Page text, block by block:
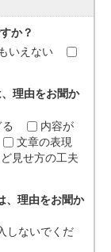
か？
いえない
理由をお聞か
内容が
文章の表現
見せ方の工夫
、理由をお聞か
しないでくだ